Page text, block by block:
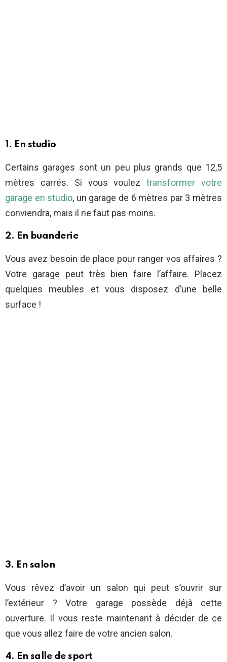
1. En studio
Certains garages sont un peu plus grands que 12,5
mètres carrés. Si vous voulez transformer votre
garage en studio, un garage de 6 mètres par 3 mètres
conviendra, mais il ne faut pas moins.
2. En buanderie
Vous avez besoin de place pour ranger vos affaires ?
Votre garage peut très bien faire l’affaire. Placez
quelques meubles et vous disposez d’une belle
surface !
3. En salon
Vous rêvez d’avoir un salon qui peut s’ouvrir sur
l’extérieur ? Votre garage possède déjà cette
ouverture. Il vous reste maintenant à décider de ce
que vous allez faire de votre ancien salon.
4. En salle de sport